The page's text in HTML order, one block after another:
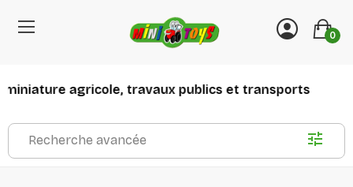
0
agricole, travaux publics et transports
Recherche avancée